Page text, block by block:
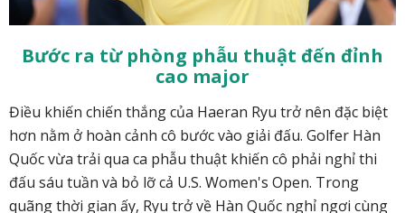
Bước ra từ phòng phẫu thuật đến đỉnh
cao major
Điều khiến chiến thắng của Haeran Ryu trở nên đặc biệt
hơn nằm ở hoàn cảnh cô bước vào giải đấu. Golfer Hàn
Quốc vừa trải qua ca phẫu thuật khiến cô phải nghỉ thi
đấu sáu tuần và bỏ lỡ cả U.S. Women's Open. Trong
quãng thời gian ấy, Ryu trở về Hàn Quốc nghỉ ngơi cùng